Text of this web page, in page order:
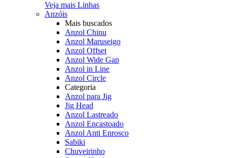
Veja mais Linhas
Anzóis
Mais buscados
Anzol Chinu
Anzol Maruseigo
Anzol Offset
Anzol Wide Gap
Anzol in Line
Anzol Circle
Categoria
Anzol para Jig
Jig Head
Anzol Lastreado
Anzol Encastoado
Anzol Anti Enrosco
Sabiki
Chuveirinho